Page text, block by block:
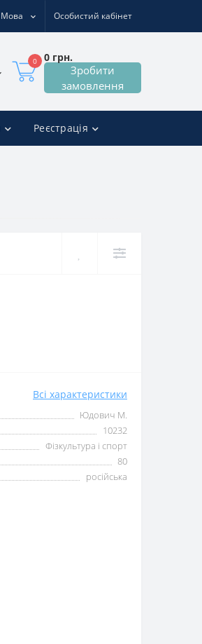
Мова Особистий кабінет
0 0 грн.
Зробити
замовлення
Реєстрація
Всі характеристики
Юдович М.
10232
Фізкультура і спорт
80
російська